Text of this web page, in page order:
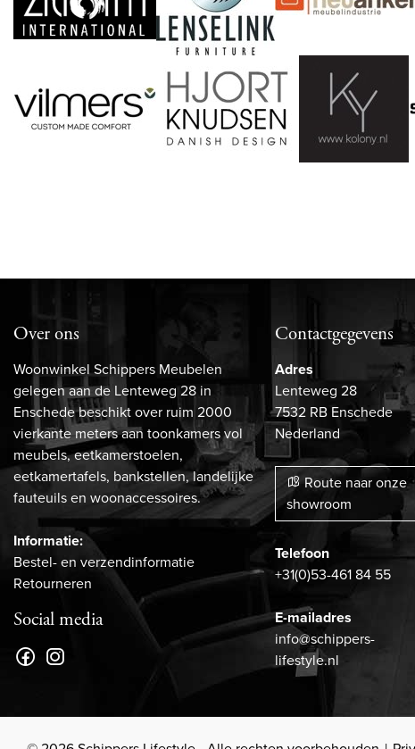
Over ons
Woonwinkel Schippers Meubelen
gelegen aan de Lenteweg 28 in
Enschede beschikt over ruim 2000
vierkante meters aan toonkamers vol
meubels, eetkamerstoelen,
eetkamertafels, bankstellen, landelijke
fauteuils en woonaccessoires.
Informatie:
Bestel- en verzendinformatie
Retourneren
Social media
Contactgegevens
Adres
Lenteweg 28
7532 RB Enschede
Nederland
Route naar onze
showroom
Telefoon
+31(0)53-461 84 55
E-mailadres
info@schippers-
lifestyle.nl